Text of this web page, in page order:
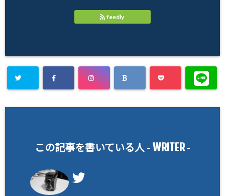
feedly
この記事を書いている人 - WRITER-